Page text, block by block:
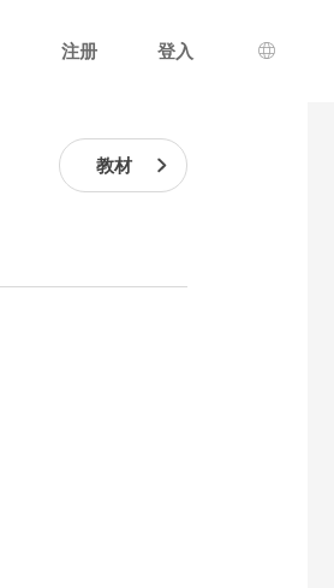
注册 登入
语言选
教材